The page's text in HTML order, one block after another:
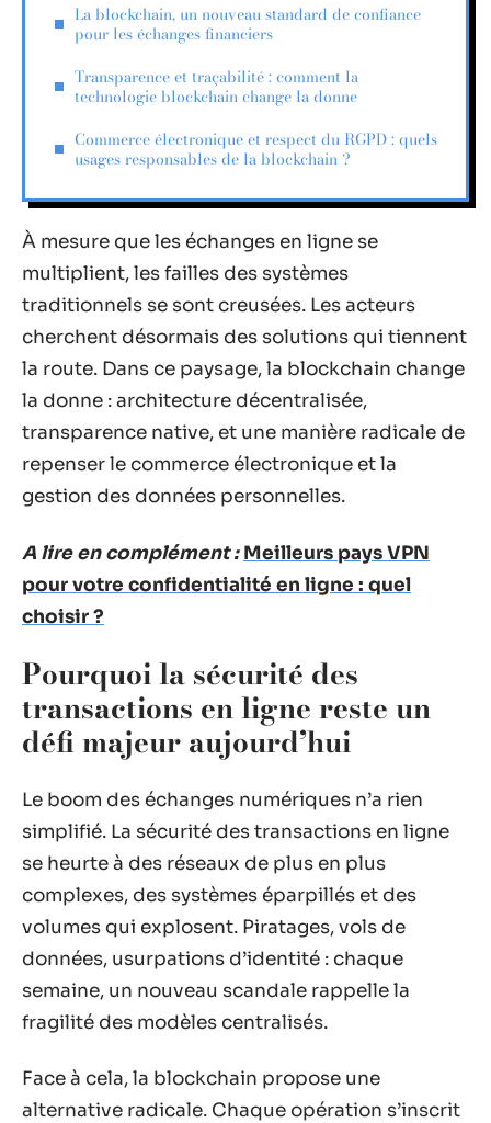
La blockchain, un nouveau standard de confiance
pour les échanges financiers
Transparence et traçabilité : comment la
technologie blockchain change la donne
Commerce électronique et respect du RGPD : quels
usages responsables de la blockchain ?
À mesure que les échanges en ligne se
multiplient, les failles des systèmes
traditionnels se sont creusées. Les acteurs
cherchent désormais des solutions qui tiennent
la route. Dans ce paysage, la blockchain change
la donne : architecture décentralisée,
transparence native, et une manière radicale de
repenser le commerce électronique et la
gestion des données personnelles.
A lire en complément : Meilleurs pays VPN
pour votre confidentialité en ligne : quel
choisir ?
Pourquoi la sécurité des
transactions en ligne reste un
défi majeur aujourd’hui
Le boom des échanges numériques n’a rien
simplifié. La sécurité des transactions en ligne
se heurte à des réseaux de plus en plus
complexes, des systèmes éparpillés et des
volumes qui explosent. Piratages, vols de
données, usurpations d’identité : chaque
semaine, un nouveau scandale rappelle la
fragilité des modèles centralisés.
Face à cela, la blockchain propose une
alternative radicale. Chaque opération s’inscrit